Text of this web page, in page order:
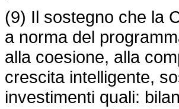
(9) Il sostegno che la
a norma del
alla coesione, alla
crescita intelligente,
investimenti quali: